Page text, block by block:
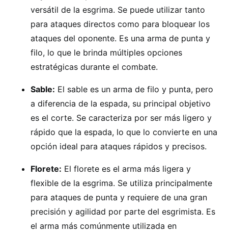
versátil de la esgrima. Se puede utilizar tanto
para ataques directos como para bloquear los
ataques del oponente. Es una arma de punta y
filo, lo que le brinda múltiples opciones
estratégicas durante el combate.
Sable: El sable es un arma de filo y punta, pero
a diferencia de la espada, su principal objetivo
es el corte. Se caracteriza por ser más ligero y
rápido que la espada, lo que lo convierte en una
opción ideal para ataques rápidos y precisos.
Florete: El florete es el arma más ligera y
flexible de la esgrima. Se utiliza principalmente
para ataques de punta y requiere de una gran
precisión y agilidad por parte del esgrimista. Es
el arma más comúnmente utilizada en